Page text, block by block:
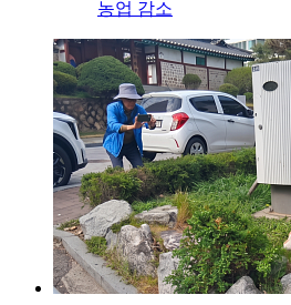
농업 감소